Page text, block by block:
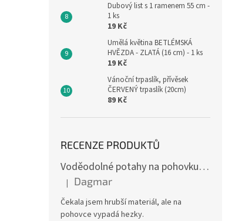
Dubový list s 1 ramenem 55 cm -
1 ks
19 Kč
Umělá květina BETLÉMSKÁ
HVĚZDA - ZLATÁ (16 cm) - 1 ks
19 Kč
Vánoční trpaslík, přívěsek
ČERVENÝ trpaslík (20cm)
89 Kč
RECENZE PRODUKTŮ
Voděodolné potahy na pohovku se vzorem
Hodnocení produktu je 4 z 5 hvězdiček.
| Dagmar
Čekala jsem hrubší materiál, ale na
pohovce vypadá hezky.